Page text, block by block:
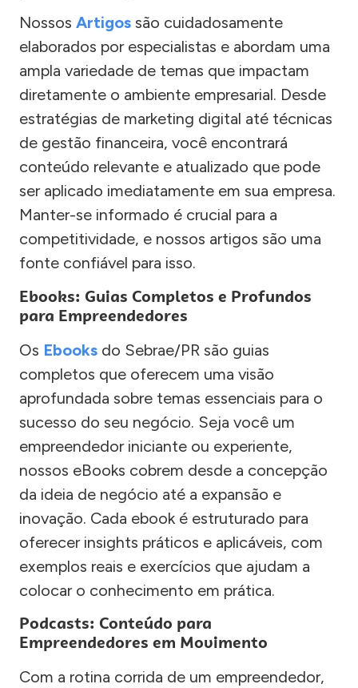
Nossos Artigos são cuidadosamente
elaborados por especialistas e abordam uma
ampla variedade de temas que impactam
diretamente o ambiente empresarial. Desde
estratégias de marketing digital até técnicas
de gestão financeira, você encontrará
conteúdo relevante e atualizado que pode
ser aplicado imediatamente em sua empresa.
Manter-se informado é crucial para a
competitividade, e nossos artigos são uma
fonte confiável para isso.
Ebooks: Guias Completos e Profundos
para Empreendedores
Os Ebooks do Sebrae/PR são guias
completos que oferecem uma visão
aprofundada sobre temas essenciais para o
sucesso do seu negócio. Seja você um
empreendedor iniciante ou experiente,
nossos eBooks cobrem desde a concepção
da ideia de negócio até a expansão e
inovação. Cada ebook é estruturado para
oferecer insights práticos e aplicáveis, com
exemplos reais e exercícios que ajudam a
colocar o conhecimento em prática.
Podcasts: Conteúdo para
Empreendedores em Movimento
Com a rotina corrida de um empreendedor,